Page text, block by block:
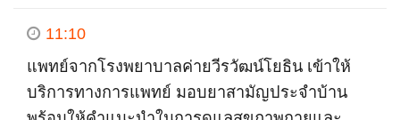
11:10
แพทย์จากโรงพยาบาลค่ายวีรวัฒน์โยธิน เข้าให้
บริการทางการแพทย์ มอบยาสามัญประจำบ้าน